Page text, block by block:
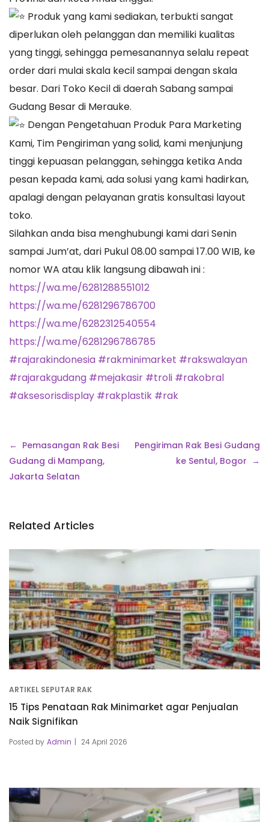
Produk yang kami sediakan, terbukti sangat
diperlukan oleh pelanggan dan memiliki kualitas
yang tinggi, sehingga pemesanannya selalu repeat
order dari mulai skala kecil sampai dengan skala
besar. Dari Toko Kecil di daerah Sabang sampai
Gudang Besar di Merauke.
Dengan Pengetahuan Produk Para Marketing
Kami, Tim Pengiriman yang solid, kami menjunjung
tinggi kepuasan pelanggan, sehingga ketika Anda
pesan kepada kami, ada solusi yang kami hadirkan,
apalagi dengan pelayanan gratis konsultasi layout
toko.
Silahkan anda bisa menghubungi kami dari Senin
sampai Jum’at, dari Pukul 08.00 sampai 17.00 WIB, ke
nomor WA atau klik langsung dibawah ini :
https://wa.me/6281288551012
https://wa.me/6281296786700
https://wa.me/6282312540554
https://wa.me/6281296786785
#rajarakindonesia #rakminimarket #rakswalayan
#rajarakgudang #mejakasir #troli #rakobral
#aksesorisdisplay #rakplastik #rak
Navigasi
pos
Pemasangan Rak Besi
Gudang di Mampang,
Jakarta Selatan
Pengiriman Rak Besi Gudang
ke Sentul, Bogor
Related Articles
ARTIKEL SEPUTAR RAK
15 Tips Penataan Rak Minimarket agar Penjualan
Naik Signifikan
Posted by Admin 24 April 2026